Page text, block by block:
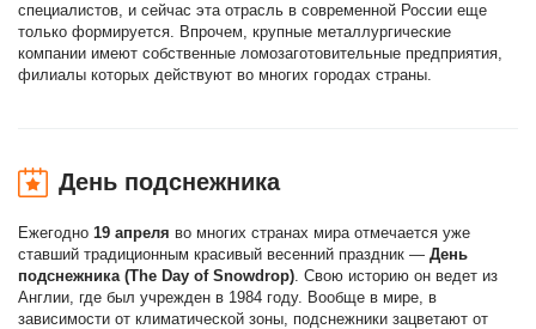
специалистов, и сейчас эта отрасль в современной России еще
только формируется. Впрочем, крупные металлургические
компании имеют собственные ломозаготовительные предприятия,
филиалы которых действуют во многих городах страны.
День подснежника
Ежегодно 19 апреля во многих странах мира отмечается уже
ставший традиционным красивый весенний праздник — День
подснежника (The Day of Snowdrop). Свою историю он ведет из
Англии, где был учрежден в 1984 году. Вообще в мире, в
зависимости от климатической зоны, подснежники зацветают от